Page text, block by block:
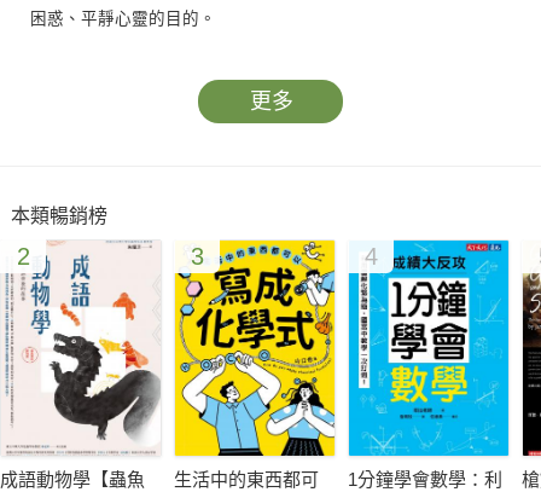
困惑、平靜心靈的目的。
更多
本類暢銷榜
2
成語動物學【蟲魚
3
生活中的東西都可
4
1分鐘學會數學：利